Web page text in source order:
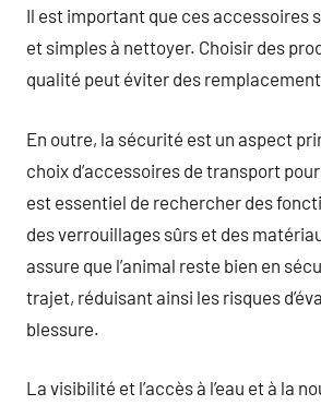
Il est important que ces accessoires
et simples à nettoyer. Choisir des
qualité peut éviter des
En outre, la sécurité est un aspect
choix d’accessoires de transport
est essentiel de rechercher des
des verrouillages sûrs et des
assure que l’animal reste bien en
trajet, réduisant ainsi les risques
blessure.
La visibilité et l’accès à l’eau et à la